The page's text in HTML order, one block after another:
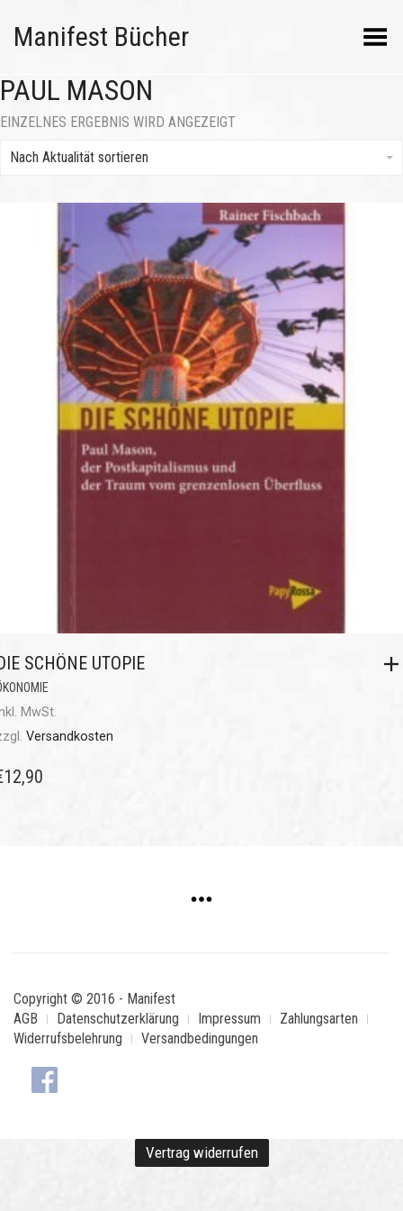
Manifest Bücher Menü umschalten
PAUL MASON
EINZELNES ERGEBNIS WIRD ANGEZEIGT
Nach Aktualität sortieren
SCHÖNE UTOPIE
MwSt.
Versandkosten
12,90
Copyright © 2016 - Manifest
AGB
Datenschutzerklärung Impressum
Zahlungsarten
Widerrufsbelehrung
Versandbedingungen
Vertrag widerrufen